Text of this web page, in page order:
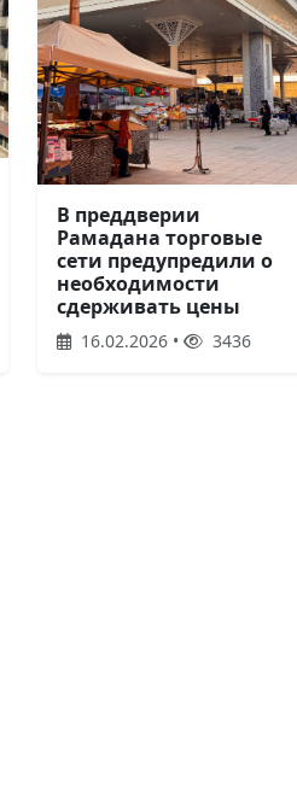
В преддверии
Рамадана торговые
сети предупредили о
необходимости
сдерживать цены
16.02.2026 • 3436